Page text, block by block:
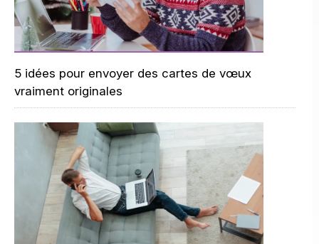
5 idées pour envoyer des cartes de vœux
vraiment originales